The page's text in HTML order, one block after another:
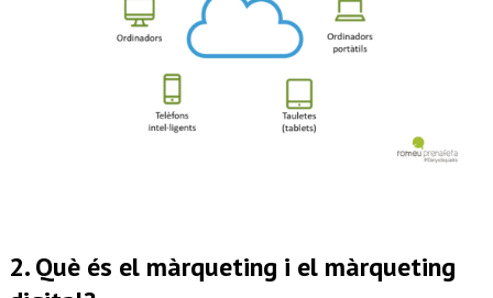
2. Què és el màrqueting i el màrqueting